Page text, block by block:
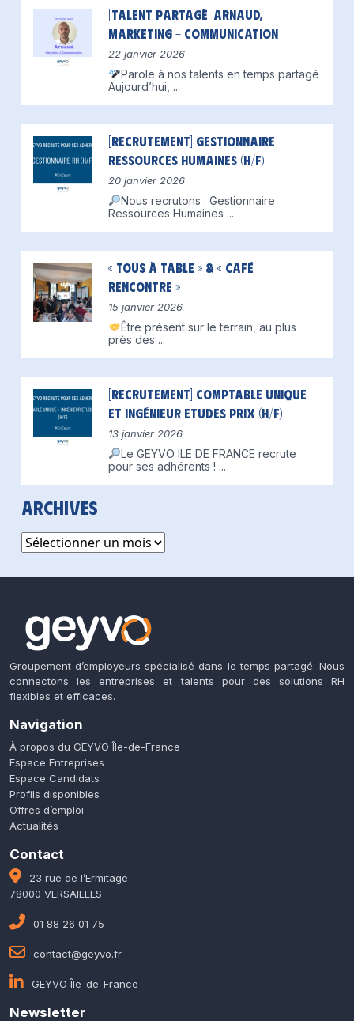
[Talent partagé] Arnaud,
Marketing – Communication
22 janvier 2026
Parole à nos talents en temps partagé
Aujourd’hui, ...
[Recrutement] Gestionnaire
Ressources Humaines (H/F)
20 janvier 2026
Nous recrutons : Gestionnaire
Ressources Humaines ...
« Tous à table » & « Café
Rencontre »
15 janvier 2026
Être présent sur le terrain, au plus
près des ...
[Recrutement] Comptable unique
et Ingénieur Etudes Prix (H/F)
13 janvier 2026
Le GEYVO ILE DE FRANCE recrute
pour ses adhérents ! ...
Archives
Archives
Groupement d’employeurs spécialisé dans le temps partagé. Nous
connectons les entreprises et talents pour des solutions RH
flexibles et efficaces.
Navigation
À propos du GEYVO Île-de-France
Espace Entreprises
Espace Candidats
Profils disponibles
Offres d’emploi
Actualités
Contact
23 rue de l’Ermitage
78000 VERSAILLES
01 88 26 01 75
contact@geyvo.fr
GEYVO Île-de-France
Newsletter